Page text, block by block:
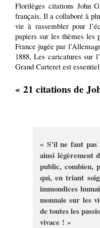
Florilèges citations John
français. Il a collaboré à
vie à rassembler pour
papiers sur les thèmes
France jugée par
1888, Les caricatures sur
Grand Carteret est
« 21 citations de
« S’il ne faut
ainsi légèrement
public, combien,
qui, en triant
immondices
monnaie sur les
de toutes les
vivace ! »